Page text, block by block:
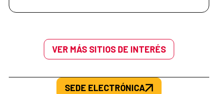
VER MÁS SITIOS DE INTERÉS
SEDE ELECTRÓNICA